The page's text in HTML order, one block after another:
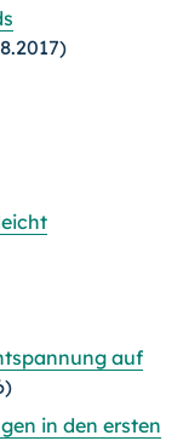
auf
in den ersten